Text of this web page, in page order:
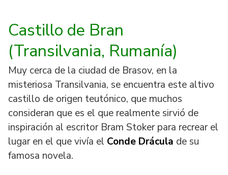
Castillo de Bran
(Transilvania, Rumanía)
Muy cerca de la ciudad de Brasov, en la
misteriosa Transilvania, se encuentra este altivo
castillo de origen teutónico, que muchos
consideran que es el que realmente sirvió de
inspiración al escritor Bram Stoker para recrear el
lugar en el que vivía el Conde Drácula de su
famosa novela.